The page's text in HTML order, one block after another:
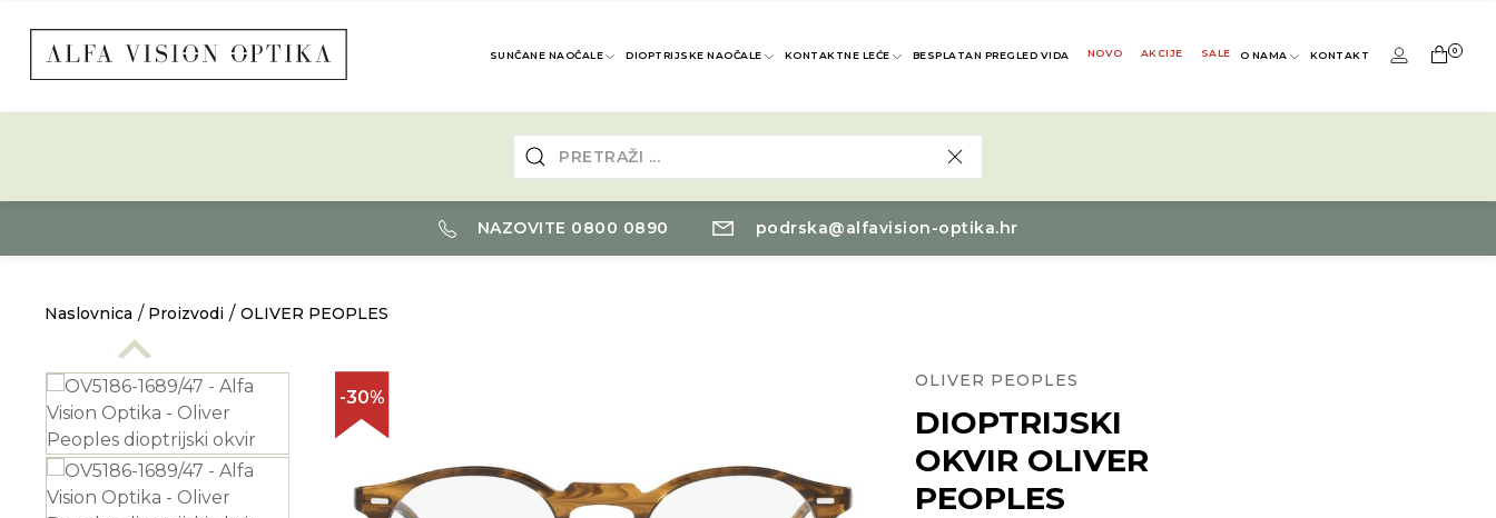
SUNČANE NAOČALE DIOPTRIJSKE NAOČALE KONTAKTNE LEĆE BESPLATAN PREGLED VIDA NOVO AKCIJE SALE O NAMA KONTAKT 0
NAZOVITE 0800 0890 podrska@alfavision-optika.hr
Naslovnica Proizvodi OLIVER PEOPLES
-30%
OLIVER PEOPLES
DIOPTRIJSKI
OKVIR OLIVER
PEOPLES